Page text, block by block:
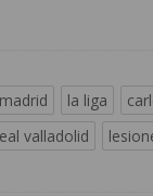
la liga
valladolid